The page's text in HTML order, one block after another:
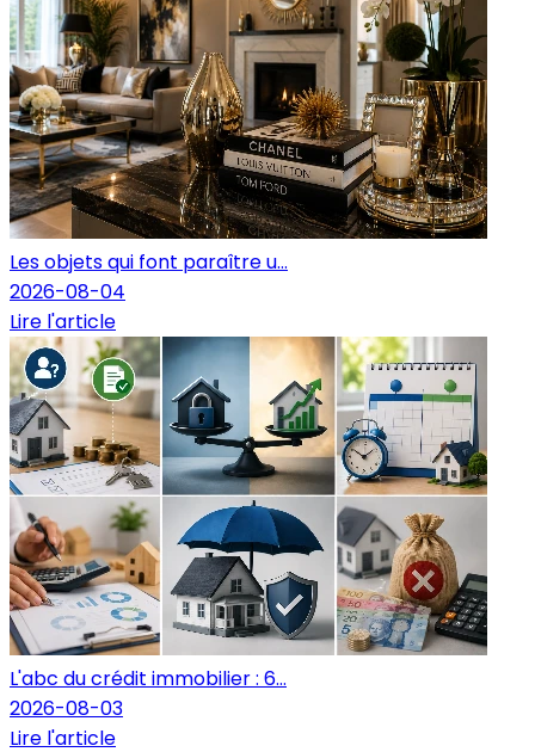
Les objets qui font paraître u...
2026-08-04
Lire l'article
L'abc du crédit immobilier : 6...
2026-08-03
Lire l'article